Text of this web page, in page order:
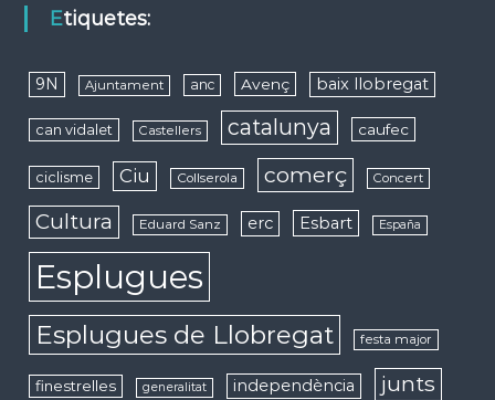
Etiquetes:
9N Ajuntament anc Avenç baix llobregat
can vidalet Castellers catalunya caufec
ciclisme Ciu Collserola comerç Concert
Cultura Eduard Sanz erc Esbart España
Esplugues
Esplugues de Llobregat festa major
finestrelles generalitat independència junts